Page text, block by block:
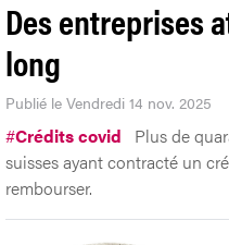
Des entreprises
long
Publié le Vendredi 14 nov. 2025
#Crédits covid
Plus de
suisses ayant contracté un
rembourser.